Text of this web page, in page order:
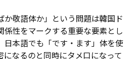
敬語体か」という問題は韓国ド
係性をマークする重要な要素とし
日本語でも「です・ます」体を使
になるのと同時にタメ口になって